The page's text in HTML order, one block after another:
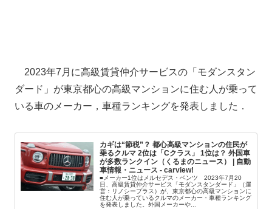
2023年7月に高級賃貸仲介サービスの「モダンスタン
ダード」が東京都心の高級マンションに住む人が乗って
いる車のメーカー，車種ランキングを発表しました．
カギは“節税”？ 都心高級マンションの住民が
乗るクルマ 2位は「Cクラス」 1位は？ 外国車
が多数ランクイン（くるまのニュース） | 自動
車情報・ニュース - carview!
■メーカー1位はメルセデス・ベンツ 2023年7月20
日、高級賃貸仲介サービス「モダンスタンダード」（運
営：リノシープラス）が、東京都心の高級マンションに
住む人が乗っているクルマのメーカー・車種ランキング
を発表しました。外国メーカーや...